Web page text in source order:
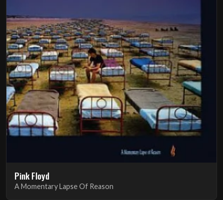
Pink Floyd
A Momentary Lapse Of Reason